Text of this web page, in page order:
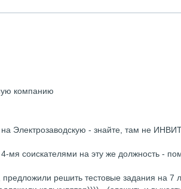
компанию
Электрозаводскую - знайте, там не
мя соискателями на эту же должность -
решить тестовые задания на 7